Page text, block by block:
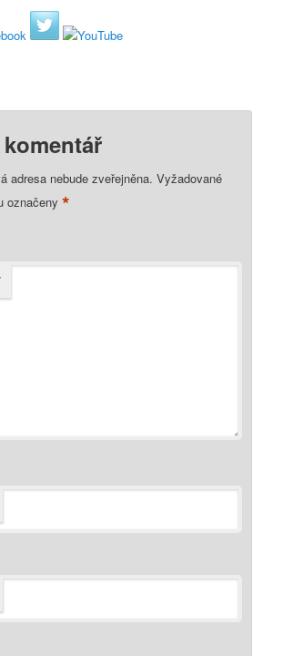
adresa nebude zveřejněna. Vyžadované
označeny*